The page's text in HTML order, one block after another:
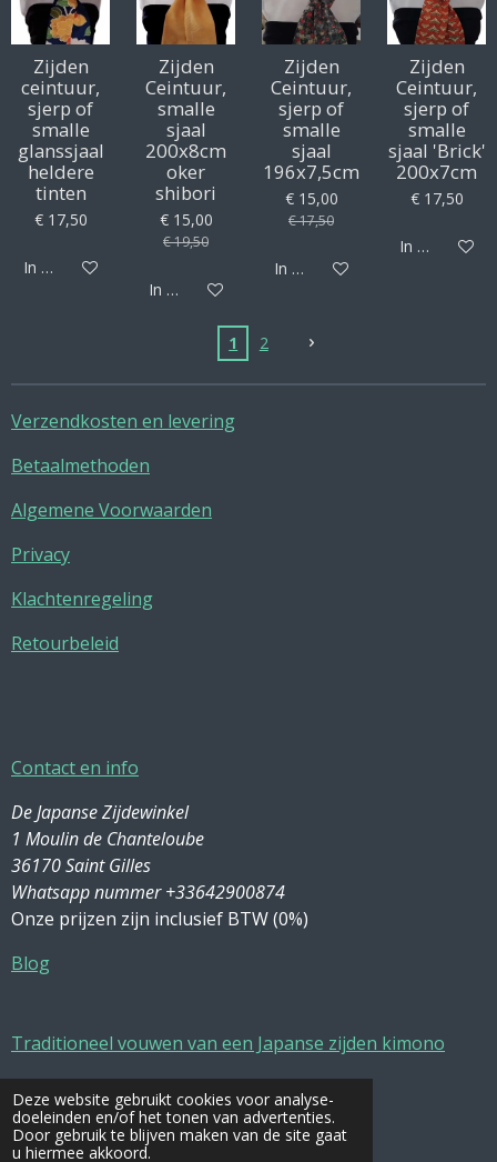
Deze website gebruikt cookies voor analyse-
doeleinden en/of het tonen van advertenties.
Door gebruik te blijven maken van de site gaat
u hiermee akkoord.
Zijden
ceintuur,
sjerp of
smalle
glanssjaal
heldere
tinten
€ 17,50
In winkelwagen
Zijden
Ceintuur,
smalle
sjaal
200x8cm
oker
shibori
€ 15,00
€ 19,50
In winkelwagen
Zijden
Ceintuur,
sjerp of
smalle
sjaal
196x7,5cm
€ 15,00
€ 17,50
In winkelwagen
Zijden
Ceintuur,
sjerp of
smalle
sjaal 'Brick'
200x7cm
€ 17,50
In
1 2
Verzendkosten en levering
Betaalmethoden
Algemene Voorwaarden
Privacy
Klachtenregeling
Retourbeleid
Contact en info
De Japanse Zijdewinkel
1 Moulin de Chanteloube
36170 Saint Gilles
Whatsapp nummer +33642900874
Onze prijzen zijn inclusief BTW (0%)
Blog
Traditioneel vouwen van een Japanse zijden kimono
Zijde wassen en onderhoud
F
P
I
T
W
L